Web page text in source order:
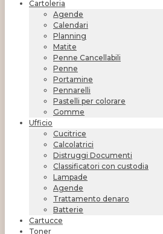
Cartoleria
Agende
Calendari
Planning
Matite
Penne Cancellabili
Penne
Portamine
Pennarelli
Pastelli per colorare
Gomme
Ufficio
Cucitrice
Calcolatrici
Distruggi Documenti
Classificatori con custodia
Lampade
Agende
Trattamento denaro
Batterie
Cartucce
Toner